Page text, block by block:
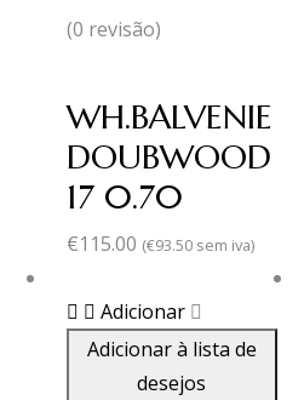
(0 revisão)
WH.BALVENIE
DOUBWOOD
17 0.70
€115.00 (€93.50 sem iva)
Adicionar
Adicionar à lista de
desejos